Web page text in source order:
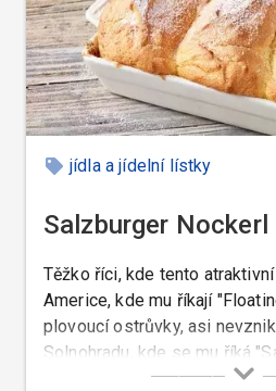
jídla a jídelní lístky
Salzburger Nockerl
Těžko říci, kde tento
Americe, kde mu říkají
plovoucí ostrůvky, asi
Solnohradu, kde se mu říká
znali tyto noky údajně už před